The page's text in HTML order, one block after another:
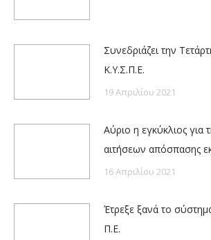
Συνεδριάζει την
Κ.Υ.Σ.Π.Ε.
19 Απριλίου 2021
Αύριο η εγκύκλιος για
αιτήσεων απόσπασης
16 Απριλίου 2021
Έτρεξε ξανά το
Π.Ε.